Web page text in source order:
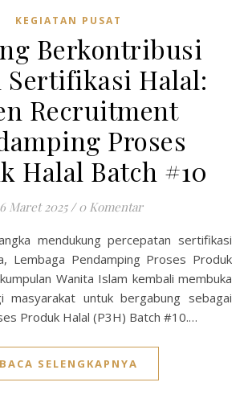
KEGIATAN PUSAT
Berkontribusi
Sertifikasi Halal:
Recruitment
Proses
Halal Batch #10
Maret 2025 / 0 Komentar
Lembaga Pendamping Proses Produk
Wanita Islam kembali membuka
masyarakat untuk bergabung sebagai
Produk Halal (P3H) Batch #10.…
BACA SELENGKAPNYA